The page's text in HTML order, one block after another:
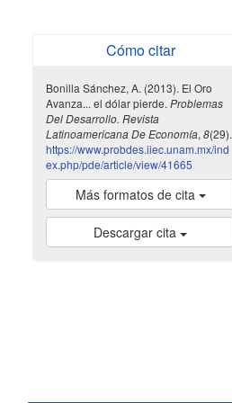
Cómo citar
Bonilla Sánchez, A. (2013). El Oro
Avanza... el dólar pierde. Problemas
Del Desarrollo. Revista
Latinoamericana De Economía, 8(29).
https://www.probdes.iiec.unam.mx/ind
ex.php/pde/article/view/41665
Más formatos de cita
Descargar cita